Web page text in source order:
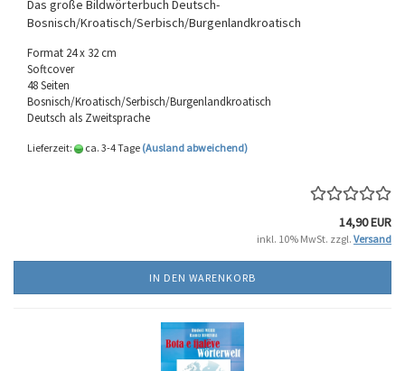
Das große Bildwörterbuch Deutsch-
Bosnisch/Kroatisch/Serbisch/Burgenlandkroatisch
Format 24 x 32 cm
Softcover
48 Seiten
Bosnisch/Kroatisch/Serbisch/Burgenlandkroatisch
Deutsch als Zweitsprache
Lieferzeit: ca. 3-4 Tage (Ausland abweichend)
14,90 EUR
inkl. 10% MwSt. zzgl. Versand
IN DEN WARENKORB